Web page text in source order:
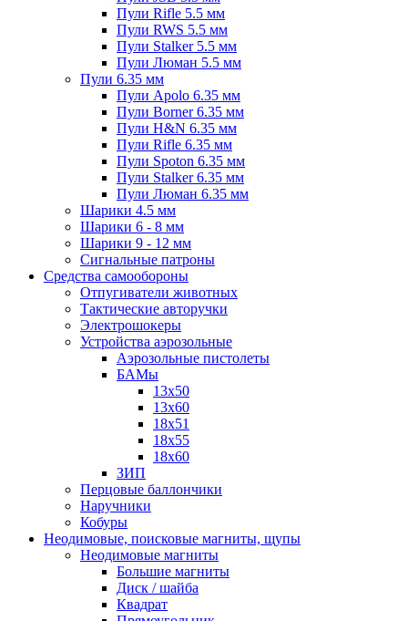
Пули Rifle 5.5 мм
Пули RWS 5.5 мм
Пули Stalker 5.5 мм
Пули Люман 5.5 мм
Пули 6.35 мм
Пули Apolo 6.35 мм
Пули Borner 6.35 мм
Пули H&N 6.35 мм
Пули Rifle 6.35 мм
Пули Spoton 6.35 мм
Пули Stalker 6.35 мм
Пули Люман 6.35 мм
Шарики 4.5 мм
Шарики 6 - 8 мм
Шарики 9 - 12 мм
Сигнальные патроны
Средства самообороны
Отпугиватели животных
Тактические авторучки
Электрошокеры
Устройства аэрозольные
Аэрозольные пистолеты
БАМы
13х50
13х60
18х51
18х55
18х60
ЗИП
Перцовые баллончики
Наручники
Кобуры
Неодимовые, поисковые магниты, щупы
Неодимовые магниты
Большие магниты
Диск / шайба
Квадрат